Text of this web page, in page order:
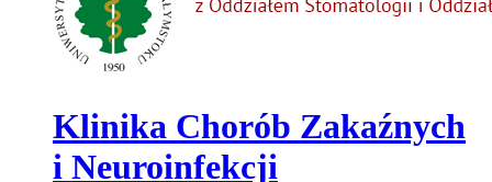
Klinika Chorób Zakaźnych
i Neuroinfekcji